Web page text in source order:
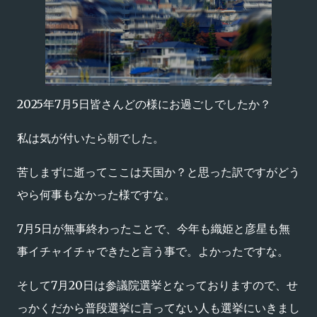
2025年7月5日皆さんどの様にお過ごしでしたか？
私は気が付いたら朝でした。
苦しまずに逝ってここは天国か？と思った訳ですがどう
やら何事もなかった様ですな。
7月5日が無事終わったことで、今年も織姫と彦星も無
事イチャイチャできたと言う事で。よかったですな。
そして7月20日は参議院選挙となっておりますので、せ
っかくだから普段選挙に言ってない人も選挙にいきまし